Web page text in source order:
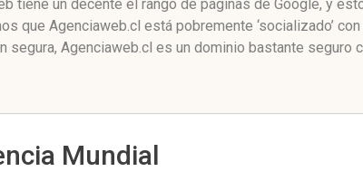
tiene un decente el rango de páginas de Google, y
que Agenciaweb.cl está pobremente ‘socializado’
segura, Agenciaweb.cl es un dominio bastante seguro
Mundial